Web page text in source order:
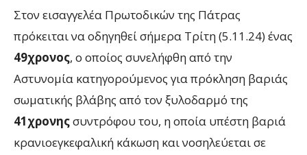
Στον εισαγγελέα Πρωτοδικών της Πάτρας
πρόκειται να οδηγηθεί σήμερα Τρίτη (5.11.24) ένας
49χρονος, ο οποίος συνελήφθη από την
Αστυνομία κατηγορούμενος για πρόκληση βαριάς
σωματικής βλάβης από τον ξυλοδαρμό της
41χρονηςσυντρόφου του, η οποία υπέστη βαριά
κρανιοεγκεφαλική κάκωση και νοσηλεύεται σε